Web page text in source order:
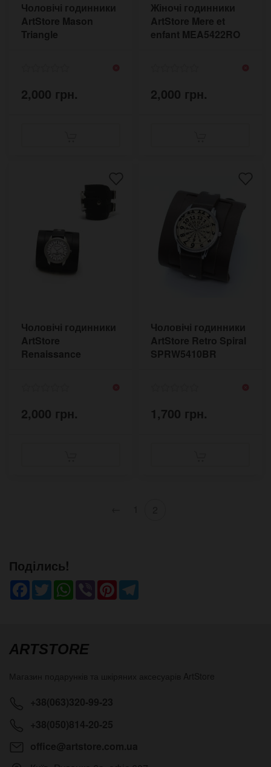
Чоловічі годинники
ArtStore Mason
Triangle
2,000 грн.
Жіночі годинники
ArtStore Mere et
enfant MEA5422RO
2,000 грн.
Чоловічі годинники
ArtStore
Renaissance
2,000 грн.
Чоловічі годинники
ArtStore Retro Spiral
SPRW5410BR
1,700 грн.
Поділись!
Facebook
TwitterWhatsApp
ViberPinterest
ARTSTORE